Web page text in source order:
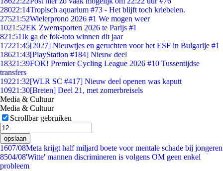
28022:14Tropisch aquarium #73 - Het blijft toch kriebelen.
27521:52Wielerprono 2026 #1 We mogen weer
1021:52EK Zwemsporten 2026 te Parijs #1
821:51Ik ga de fok-toto winnen dit jaar
17221:45[2027] Nieuwtjes en geruchten voor het ESF in Bulgarije #1
18621:43[PlayStation #184] Nieuw deel
18321:39FOK! Premier Cycling League 2026 #10 Tussentijdse
transfers
19221:32[WLR SC #417] Nieuw deel openen was kaputt
10921:30[Breien] Deel 21, met zomerbreisels
Media & Cultuur
Media & Cultuur
Scrollbar gebruiken
opslaan
1607/08Meta krijgt half miljard boete voor mentale schade bij jongeren
8504/08'Witte' mannen discrimineren is volgens OM geen enkel
probleem